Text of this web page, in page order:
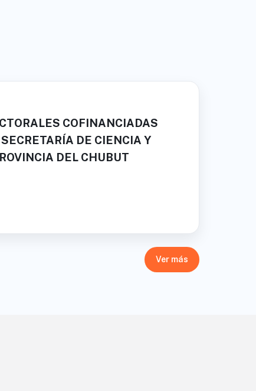
COFINANCIADAS
DE CIENCIA Y
DEL CHUBUT
Ver más